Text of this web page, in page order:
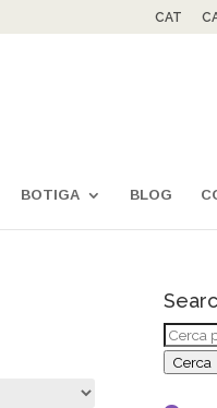
CAT
BOTIGA BLOG
Cerca:
Cerca